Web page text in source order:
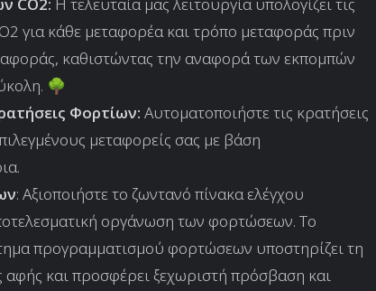
για κάθε μεταφορέα και τρόπο μεταφοράς πριν
καθιστώντας την αναφορά των εκπομπών
🌳
Φορτίων: Αυτοματοποιήστε τις κρατήσεις
μεταφορείς σας με βάση
: Αξιοποιήστε το ζωντανό πίνακα ελέγχου
οργάνωση των φορτώσεων. Το
προγραμματισμού φορτώσεων υποστηρίζει τη
αφής και προσφέρει ξεχωριστή πρόσβαση και